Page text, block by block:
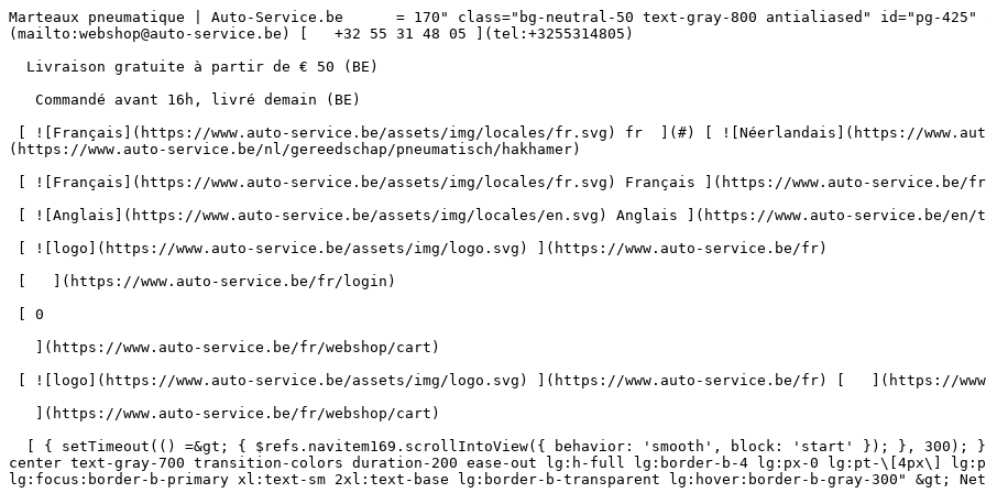
Marteaux pneumatique | Auto-Service.be      = 170" class="bg-neutral-50 text-gray-800 antialiased" id="pg-425" &gt;   [    webshop@auto-service.be ](mailto:webshop@auto-service.be) [   +32 55 31 48 05 ](tel:+3255314805) 

  Livraison gratuite à partir de € 50 (BE) 

   Commandé avant 16h, livré demain (BE) 

 [ ![Français](https://www.auto-service.be/assets/img/locales/fr.svg) fr  ](#) [ ![Néerlandais](https://www.auto-service.be/assets/img/locales/nl.svg) Néerlandais ](https://www.auto-service.be/nl/gereedschap/pneumatisch/hakhamer) 

 [ ![Français](https://www.auto-service.be/assets/img/locales/fr.svg) Français ](https://www.auto-service.be/fr/outils/pneumatique/marteau) 

 [ ![Anglais](https://www.auto-service.be/assets/img/locales/en.svg) Anglais ](https://www.auto-service.be/en/tools/pneumatic/chipper) 

 [ ![logo](https://www.auto-service.be/assets/img/logo.svg) ](https://www.auto-service.be/fr) 

 [   ](https://www.auto-service.be/fr/login) 

 [ 0 

   ](https://www.auto-service.be/fr/webshop/cart)

 [ ![logo](https://www.auto-service.be/assets/img/logo.svg) ](https://www.auto-service.be/fr) [   ](https://www.auto-service.be/fr/login)     [ 0 

   ](https://www.auto-service.be/fr/webshop/cart)

  [ { setTimeout(() =&gt; { $refs.navitem169.scrollIntoView({ behavior: 'smooth', block: 'start' }); }, 300); }); }" class="relative z-30 flex items-center p-4 text-center text-gray-700 transition-colors duration-200 ease-out lg:h-full lg:border-b-4 lg:px-0 lg:pt-\[4px\] lg:pb-0 lg:text-xs lg:font-medium lg:text-gray-800 lg:focus:border-b-primary xl:text-sm 2xl:text-base lg:border-b-transparent lg:hover:border-b-gray-300" &gt; Nettoyage de voitures      

 ](https://www.auto-service.be/fr/nettoyage-de-voitures) **Nettoyage de voitures** 

 [    ![Extérieur](https://www.auto-service.be/assets/media/30740/conversions/exterieur-navthumb.jpg)  

 Extérieur 

 ](https://www.auto-service.be/fr/nettoyage-de-voitures/exterieur) [    ![Shampooing auto](https://www.auto-service.be/assets/media/30734/conversions/autoshampoo-navthumb.jpg)  

 Shampooing auto 

 ](https://www.auto-service.be/fr/nettoyage-de-voitures/shampooing-auto) [    ![Intérieur](https://www.auto-service.be/assets/media/30732/conversions/interieur-navthumb.jpg)  

 Intérieur 

 ](https://www.auto-service.be/fr/nettoyage-de-voitures/interieur) [    ![Sellerie cuir](https://www.auto-service.be/assets/media/30721/conversions/lederen-bekleding-navthumb.jpg)  

 Sellerie cuir 

 ](https://www.auto-service.be/fr/nettoyage-de-voitures/sellerie-cuir) [    ![Jantes et pneus](https://www.auto-service.be/assets/media/30719/conversions/velgen-banden-navthumb.jpg)  

 Jantes et pneus 

 ](https://www.auto-service.be/fr/nettoyage-de-voitures/jantes-et-pneus) [    ![Polissage](https://www.auto-service.be/assets/media/30717/conversions/polijsten-navthumb.jpg)  

 Polissage 

 ](https://www.auto-service.be/fr/nettoyage-de-voitures/polissage) [    ![Vitres](https://www.auto-service.be/assets/media/30715/conversions/ruiten-navthumb.jpg)  

 Vitres 

 ](https://www.auto-service.be/fr/nettoyage-de-voitures/vitres) [    ![Cire et protection](https://www.auto-service.be/assets/media/30713/conversions/wax-protect-navthumb.jpg)  

 Cire et protection 

 ](https://www.auto-service.be/fr/nettoyage-de-voitures/cire-et-protection) [    ![Traitement anti-rayures](https://www.auto-service.be/assets/media/30711/conversions/krasbehandeling-navthumb.jpg)  

 Traitement anti-rayures 

 ](https://www.auto-service.be/fr/nettoyage-de-voitures/traitement-anti-rayures) [    ![Accessoires](https://www.auto-service.be/assets/media/30709/conversions/toebehoren-navthumb.jpg)  

 Accessoires 

 ](https://www.auto-service.be/fr/nettoyage-de-voitures/accessoires) [    ![Kits](https://www.auto-service.be/assets/media/30668/conversions/kits-navthumb.jpg)  

 Kits 

 ](https://www.auto-service.be/fr/nettoyage-de-voitures/kits) 

 [ { setTimeout(() =&gt; { $refs.navitem260.scrollIntoView({ behavior: 'smooth', block: 'start' }); }, 300); }); }" class="relative z-30 flex items-center p-4 text-center text-gray-700 transition-colors duration-200 ease-out lg:h-full lg:border-b-4 lg:px-0 lg:pt-\[4px\] lg:pb-0 lg:text-xs lg:font-medium lg:text-gray-800 lg:focus:border-b-primary xl:text-sm 2xl:text-base lg:border-b-transparent lg:hover:border-b-gray-300" &gt; Bagages et transport      

 ](https://www.auto-service.be/fr/bagages-et-transport) **Bagages et transport** 

 [    ![Porte-vélos](https://www.auto-service.be/assets/media/25667/conversions/fietsendragers-navthumb.jpg)  

 Porte-vélos 

 ](https://www.auto-service.be/fr/bagages-et-transport/porte-velos) [    ![Coffres de toit](https://www.auto-service.be/assets/media/25666/conversions/dakkoffer-navthumb.jpg)  

 Coffres de toit 

 ](https://www.auto-service.be/fr/bagages-et-transport/coffres-de-toit) [    ![Porte-bagages de toit](https://www.auto-service.be/assets/media/25668/conversions/dakdrager-navthumb.jpg)  

 Porte-bagages de toit 

 ](https://www.auto-service.be/fr/bagages-et-transport/porte-bagages-de-toit) [    ![Accessoires de remorque](https://www.auto-service.be/assets/media/18910/conversions/aanhangwagen-accessoires-navthumb.jpg)  

 Accessoires de remorque 

 ](https://www.auto-service.be/fr/bagages-et-transport/accessoires-de-remorque) [    ![Éclairage de la remorque](https://www.auto-service.be/assets/media/18912/conversions/verlichting-aanhangwagen-navthumb.jpg)  

 Éclairage de la remorque 

 ](https://www.auto-service.be/fr/bagages-et-transport/eclairage-de-la-remorque) [    ![Feux de travail et feux de balisage](https://www.auto-service.be/assets/media/27547/conversions/werk-zwaailichten-navthumb.jpg)  

 Feux de travail et feux de balisage 

 ](https://www.auto-service.be/fr/bagages-et-transport/feux-de-travail-et-feux-de-balisage) [    ![Matériau des pneus](https://www.auto-service.be/assets/media/33955/conversions/bandenmateriaal-navthumb.jpg)  

 Matériau des pneus 

 ](https://www.auto-service.be/fr/bagages-et-transport/materiau-des-pneus) [    ![Coffres sur boule d'attelage](https://www.auto-service.be/assets/media/27537/conversions/trekhaak-koffers-navthumb.jpg)  

 Coffres sur boule d'attelage 

 ](https://www.auto-service.be/fr/bagages-et-transport/coffres-sur-boule-dattelage) [    ![Sécurité sur la route](https://www.auto-service.be/assets/media/28234/conversions/pech-onderweg-navthumb.jpg)  

 Sécurité sur la route 

 ](https://www.auto-service.be/fr/bagages-et-transport/securite-sur-la-route) 

 [ { setTimeout(() =&gt; { $refs.navitem350.scrollIntoView({ behavior: 'smooth', block: 'start' }); }, 300); }); }" class="relative z-30 flex items-center p-4 text-center text-gray-700 transition-colors duration-200 ease-out lg:h-full lg:border-b-4 lg:px-0 lg:pt-\[4px\] lg:pb-0 lg:text-xs lg:font-medium lg:text-gray-800 lg:focus:border-b-primary xl:text-sm 2xl:text-base lg:border-b-gray-700" &gt; Outils      

 ](https://www.auto-service.be/fr/outils) **Outils** 

 [    ![Outils à main](https://www.auto-service.be/assets/media/30666/conversions/handgereedschap-navthumb.jpg)  

 Outils à main 

 ](https://www.auto-service.be/fr/outils/outils-a-main) [    ![Douilles à chocs](https://www.auto-service.be/assets/media/30661/conversions/krachtdoppen-navthumb.jpg)  

 Douilles à chocs 

 ](https://www.auto-service.be/fr/outils/douilles-a-chocs) [    ![Douilles et embouts](https://www.auto-service.be/assets/media/30659/conversions/doppen-en-bits-navthumb.jpg)  

 Douilles et